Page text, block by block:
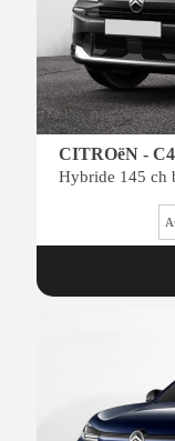
CITROëN - C4